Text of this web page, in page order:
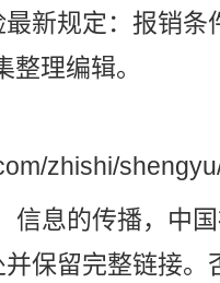
新规定：报销条
整理编辑。
zhishi/
息的传播， 中
保留完整链接。